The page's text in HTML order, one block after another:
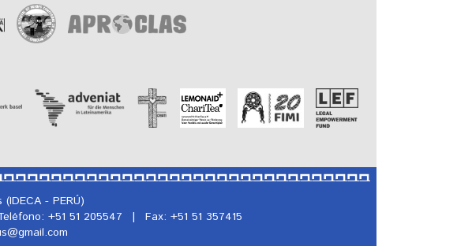
- PERÚ)
+51 51 205547 |
Fax: +51 51 357415
gmail.com